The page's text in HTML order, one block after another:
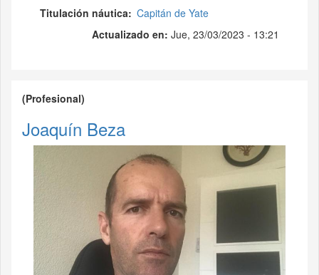
Titulación náutica Capitán de Yate
Actualizado en: Jue, 23/03/2023 - 13:21
(Profesional)
Joaquín Beza